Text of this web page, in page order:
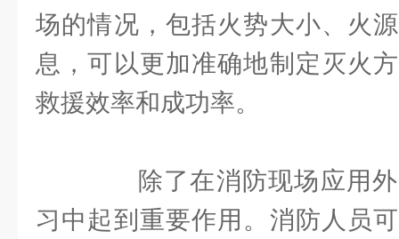
场的情况，包括火势大小、火
息，可以更加准确地制定灭火
救援效率和成功率。
除了在消防现场应用外
习中起到重要作用。消防人员